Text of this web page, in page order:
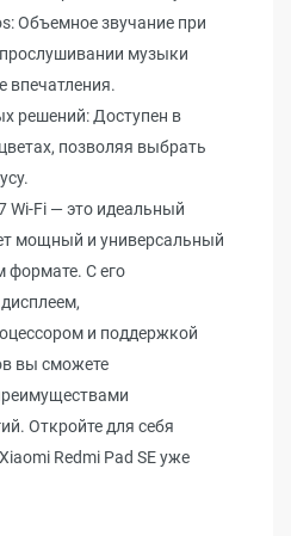
Объемное звучание при
музыки
впечатления.
решений: Доступен в
позволяя выбрать
Wi-Fi — это идеальный
мощный и универсальный
формате. С его
и поддержкой
вы сможете
Откройте для себя
Redmi Pad SE уже